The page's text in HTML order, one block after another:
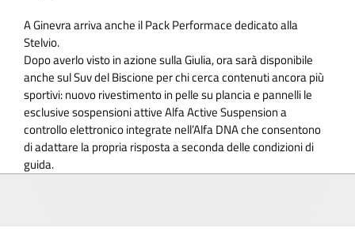
A Ginevra arriva anche il Pack Performace dedicato alla
Stelvio.
Dopo averlo visto in azione sulla Giulia, ora sarà disponibile
anche sul Suv del Biscione per chi cerca contenuti ancora più
sportivi: nuovo rivestimento in pelle su plancia e pannelli le
esclusive sospensioni attive Alfa Active Suspension a
controllo elettronico integrate nell’Alfa DNA che consentono
di adattare la propria risposta a seconda delle condizioni di
guida.